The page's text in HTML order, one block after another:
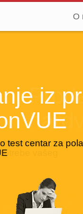
O
Ovlašteni
hardverskih
proizvođača